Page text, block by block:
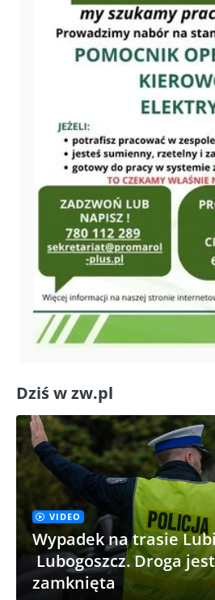
Dziś w zw.pl
VIDEO
Wypadek na trasie
Lubogoszcz. Droga
zamknięta